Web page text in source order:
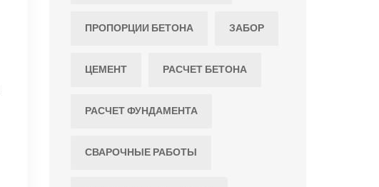
ПРОПОРЦИИ БЕТОНА ЗАБОР
ЦЕМЕНТ РАСЧЕТ БЕТОНА
РАСЧЕТ ФУНДАМЕНТА
СВАРОЧНЫЕ РАБОТЫ